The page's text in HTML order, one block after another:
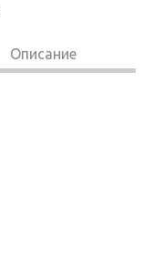
Описание